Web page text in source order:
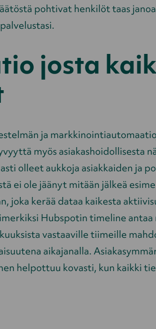
pohtivat henkilöt taas
josta
ja
myös asiakashoidollisesta
olleet aukkoja asiakkaiden ja
ei ole jäänyt mitään jälkeä
joka kerää dataa kaikesta
Hubspotin timeline
vastaaville tiimeille
aikajanalla.
helpottuu kovasti, kun kaikki